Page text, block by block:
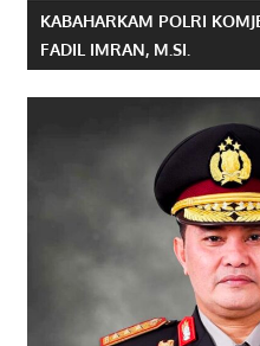
KABAHARKAM POLRI
FADIL IMRAN, M.SI.